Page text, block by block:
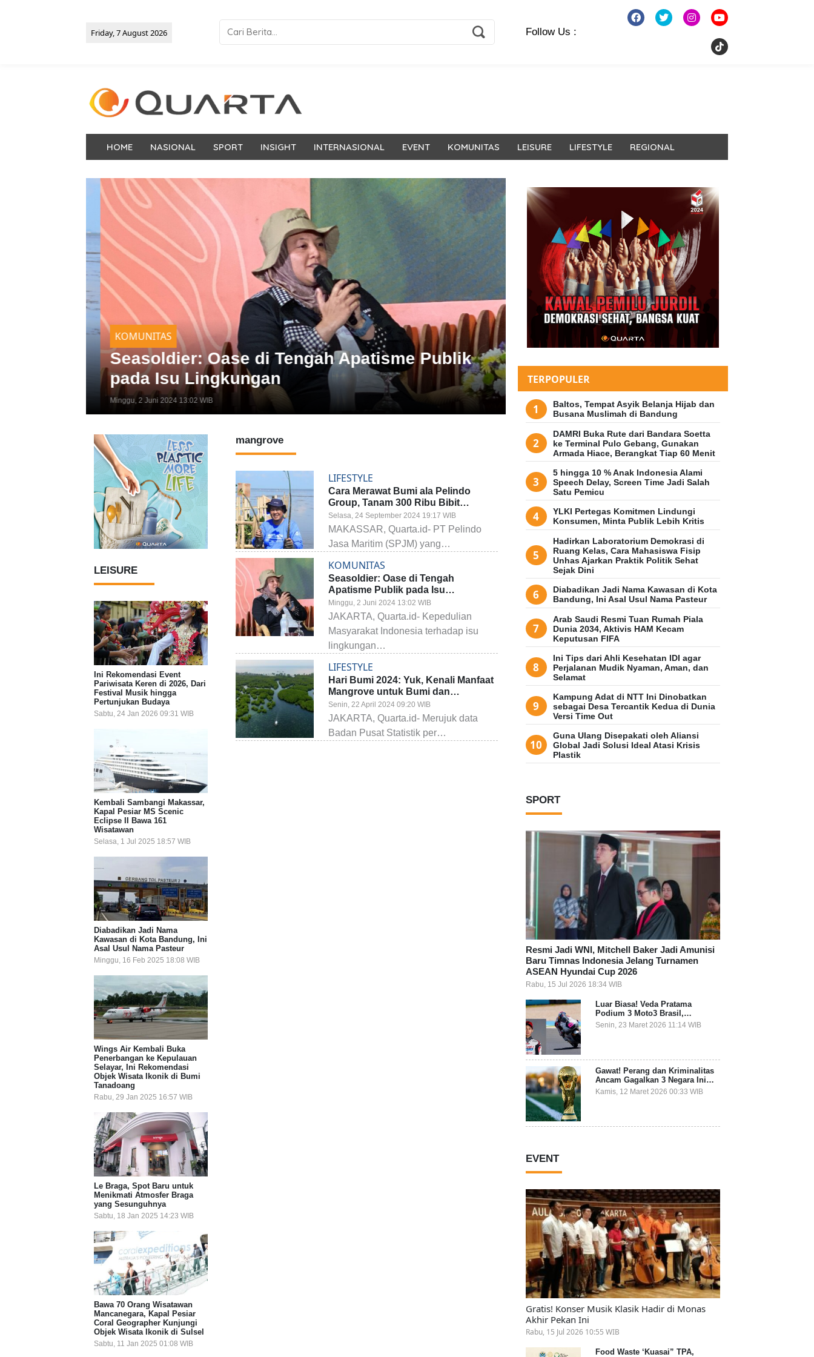
Friday, 7 August 2026 Follow Us :
HOME NASIONAL SPORT INSIGHT INTERNASIONAL EVENT KOMUNITAS LEISURE LIFESTYLE REGIONAL
KOMUNITAS
Seasoldier: Oase di Tengah Apatisme Publik
pada Isu Lingkungan
Minggu, 2 Juni 2024 13:02 WIB
LIFESTYLE
untuk Bumi dan Kehidupan Manusia
Senin, 22 April 2024 09:20 WIB
LEISURE
Ini Rekomendasi Event
Pariwisata Keren di 2026, Dari
Festival Musik hingga
Pertunjukan Budaya
Sabtu, 24 Jan 2026 09:31 WIB
Kembali Sambangi Makassar,
Kapal Pesiar MS Scenic
Eclipse II Bawa 161
Wisatawan
Selasa, 1 Jul 2025 18:57 WIB
Diabadikan Jadi Nama
Kawasan di Kota Bandung, Ini
Asal Usul Nama Pasteur
Minggu, 16 Feb 2025 18:08 WIB
Wings Air Kembali Buka
Penerbangan ke Kepulauan
Selayar, Ini Rekomendasi
Objek Wisata Ikonik di Bumi
Tanadoang
Rabu, 29 Jan 2025 16:57 WIB
Le Braga, Spot Baru untuk
Menikmati Atmosfer Braga
yang Sesunguhnya
Sabtu, 18 Jan 2025 14:23 WIB
Bawa 70 Orang Wisatawan
Mancanegara, Kapal Pesiar
Coral Geographer Kunjungi
Objek Wisata Ikonik di Sulsel
Sabtu, 11 Jan 2025 01:08 WIB
mangrove
LIFESTYLE
Cara Merawat Bumi ala Pelindo
Group, Tanam 300 Ribu Bibit
Mangrove
Selasa, 24 September 2024 19:17 WIB
MAKASSAR, Quarta.id- PT Pelindo
Jasa Maritim (SPJM) yang…
KOMUNITAS
Seasoldier: Oase di Tengah
Apatisme Publik pada Isu
Lingkungan
Minggu, 2 Juni 2024 13:02 WIB
JAKARTA, Quarta.id- Kepedulian
Masyarakat Indonesia terhadap isu
lingkungan…
LIFESTYLE
Hari Bumi 2024: Yuk, Kenali Manfaat
Mangrove untuk Bumi dan
Kehidupan Manusia
Senin, 22 April 2024 09:20 WIB
JAKARTA, Quarta.id- Merujuk data
Badan Pusat Statistik per…
TERPOPULER
Baltos, Tempat Asyik Belanja Hijab dan
Busana Muslimah di Bandung
DAMRI Buka Rute dari Bandara Soetta
ke Terminal Pulo Gebang, Gunakan
Armada Hiace, Berangkat Tiap 60 Menit
5 hingga 10 % Anak Indonesia Alami
Speech Delay, Screen Time Jadi Salah
Satu Pemicu
YLKI Pertegas Komitmen Lindungi
Konsumen, Minta Publik Lebih Kritis
Hadirkan Laboratorium Demokrasi di
Ruang Kelas, Cara Mahasiswa Fisip
Unhas Ajarkan Praktik Politik Sehat
Sejak Dini
Diabadikan Jadi Nama Kawasan di Kota
Bandung, Ini Asal Usul Nama Pasteur
Arab Saudi Resmi Tuan Rumah Piala
Dunia 2034, Aktivis HAM Kecam
Keputusan FIFA
Ini Tips dari Ahli Kesehatan IDI agar
Perjalanan Mudik Nyaman, Aman, dan
Selamat
Kampung Adat di NTT Ini Dinobatkan
sebagai Desa Tercantik Kedua di Dunia
Versi Time Out
Guna Ulang Disepakati oleh Aliansi
Global Jadi Solusi Ideal Atasi Krisis
Plastik
SPORT
Resmi Jadi WNI, Mitchell Baker Jadi Amunisi
Baru Timnas Indonesia Jelang Turnamen
ASEAN Hyundai Cup 2026
Rabu, 15 Jul 2026 18:34 WIB
Luar Biasa! Veda Pratama
Podium 3 Moto3 Brasil,
Pembalap Indonesia Pertama
Juara Grand Prix
Senin, 23 Maret 2026 11:14 WIB
Gawat! Perang dan Kriminalitas
Ancam Gagalkan 3 Negara Ini
Ikut Piala Dunia 2026
Kamis, 12 Maret 2026 00:33 WIB
EVENT
Gratis! Konser Musik Klasik Hadir di Monas
Akhir Pekan Ini
Rabu, 15 Jul 2026 10:55 WIB
Food Waste ‘Kuasai” TPA,